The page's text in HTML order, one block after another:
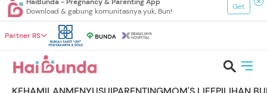
Download & gabung komunitasnya yuk, Bun!
Get
Partner RS